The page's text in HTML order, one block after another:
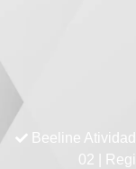
Beeline
02 |